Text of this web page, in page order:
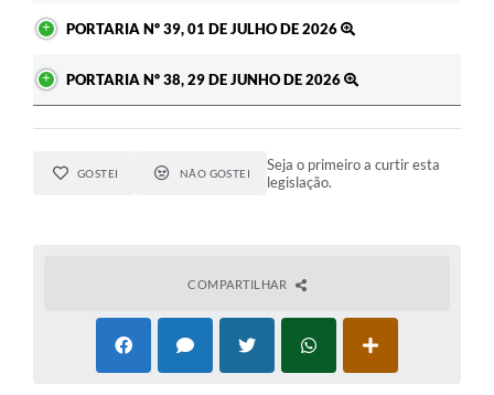
PORTARIA Nº 39, 01 DE JULHO DE 2026
PORTARIA Nº 38, 29 DE JUNHO DE 2026
GOSTEI NÃO GOSTEI
Seja o primeiro a curtir esta
legislação.
COMPARTILHAR